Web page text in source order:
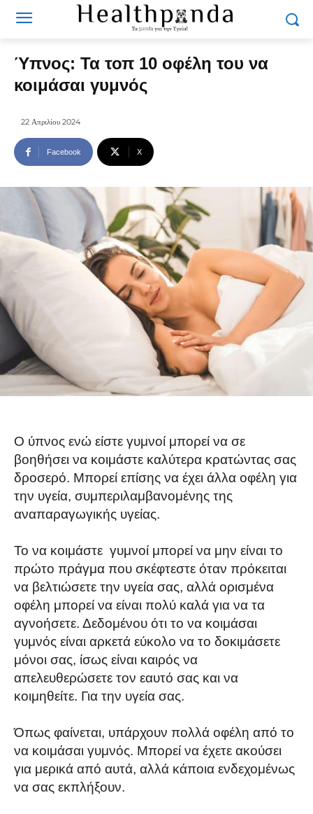
Ύπνος: Τα τοπ 10 οφέλη του να
κοιμάσαι γυμνός
22 Απριλίου 2024
Facebook X
Ο ύπνος ενώ είστε γυμνοί μπορεί να σε
βοηθήσει να κοιμάστε καλύτερα κρατώντας σας
δροσερό. Μπορεί επίσης να έχει άλλα οφέλη για
την υγεία, συμπεριλαμβανομένης της
αναπαραγωγικής υγείας.
Το να κοιμάστε γυμνοί μπορεί να μην είναι το
πρώτο πράγμα που σκέφτεστε όταν πρόκειται
να βελτιώσετε την υγεία σας, αλλά ορισμένα
οφέλη μπορεί να είναι πολύ καλά για να τα
αγνοήσετε. Δεδομένου ότι το να κοιμάσαι
γυμνός είναι αρκετά εύκολο να το δοκιμάσετε
μόνοι σας, ίσως είναι καιρός να
απελευθερώσετε τον εαυτό σας και να
κοιμηθείτε. Για την υγεία σας.
Όπως φαίνεται, υπάρχουν πολλά οφέλη από το
να κοιμάσαι γυμνός. Μπορεί να έχετε ακούσει
για μερικά από αυτά, αλλά κάποια ενδεχομένως
να σας εκπλήξουν.